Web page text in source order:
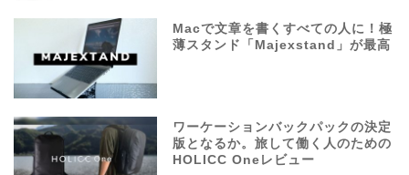
Macで文章を書くすべての人に！極
薄スタンド「Majexstand」が最高
ワーケーションバックパックの決定
版となるか。旅して働く人のための
HOLICC Oneレビュー